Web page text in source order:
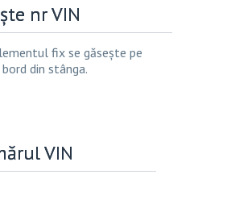
nr VIN
fix se găsește pe
din stânga.
VIN